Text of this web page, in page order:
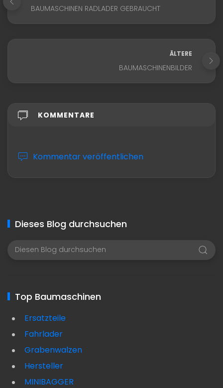
BAUMASCHINEN RADLADER GEBRAUCHT
ÄLTERE
BAUMASCHINENBILDER
KOMMENTARE
Kommentar veröffentlichen
Dieses Blog durchsuchen
Top Baumaschinen
Ersatzteile
Fahrlader
Grabenwalzen
Hersteller
MINIBAGGER